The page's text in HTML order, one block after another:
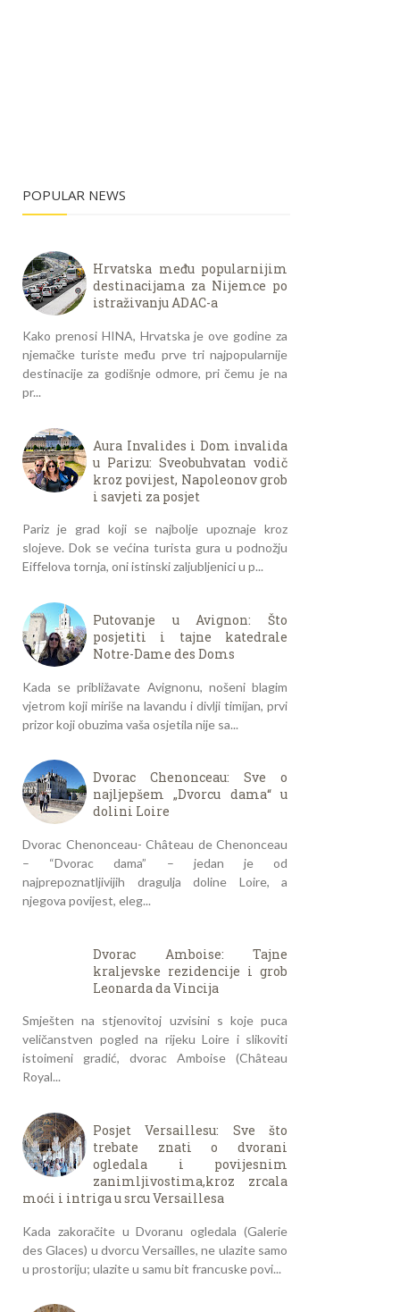
POPULAR NEWS
Hrvatska među popularnijim
destinacijama za Nijemce po
istraživanju ADAC-a
Kako prenosi HINA, Hrvatska je ove godine za
njemačke turiste među prve tri najpopularnije
destinacije za godišnje odmore, pri čemu je na
pr...
Aura Invalides i Dom invalida
u Parizu: Sveobuhvatan vodič
kroz povijest, Napoleonov grob
i savjeti za posjet
Pariz je grad koji se najbolje upoznaje kroz
slojeve. Dok se većina turista gura u podnožju
Eiffelova tornja, oni istinski zaljubljenici u p...
Putovanje u Avignon: Što
posjetiti i tajne katedrale
Notre-Dame des Doms
Kada se približavate Avignonu, nošeni blagim
vjetrom koji miriše na lavandu i divlji timijan, prvi
prizor koji obuzima vaša osjetila nije sa...
Dvorac Chenonceau: Sve o
najljepšem „Dvorcu dama“ u
dolini Loire
Dvorac Chenonceau- Château de Chenonceau
– “Dvorac dama” – jedan je od
najprepoznatljivijih dragulja doline Loire, a
njegova povijest, eleg...
Dvorac Amboise: Tajne
kraljevske rezidencije i grob
Leonarda da Vincija
Smješten na stjenovitoj uzvisini s koje puca
veličanstven pogled na rijeku Loire i slikoviti
istoimeni gradić, dvorac Amboise (Château
Royal...
Posjet Versaillesu: Sve što
trebate znati o dvorani
ogledala i povijesnim
zanimljivostima,kroz zrcala
moći i intriga u srcu Versaillesa
Kada zakoračite u Dvoranu ogledala (Galerie
des Glaces) u dvorcu Versailles, ne ulazite samo
u prostoriju; ulazite u samu bit francuske povi...